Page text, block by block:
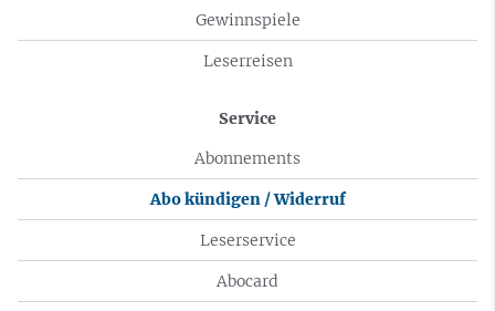
Gewinnspiele
Leserreisen
Service
Abonnements
Abo kündigen / Widerruf
Leserservice
Abocard